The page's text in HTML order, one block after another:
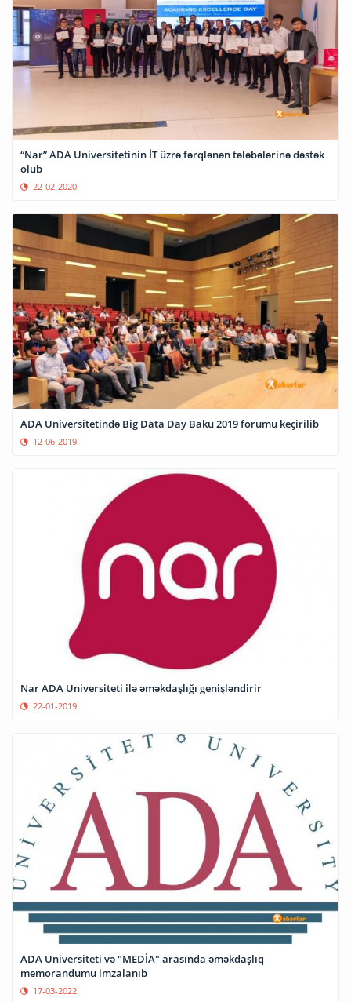
“Nar” ADA Universitetinin İT üzrə fərqlənən tələbələrinə dəstək
olub
22-02-2020
ADA Universitetində Big Data Day Baku 2019 forumu keçirilib
12-06-2019
Nar ADA Universiteti ilə əməkdaşlığı genişləndirir
22-01-2019
ADA Universiteti və "MEDİA" arasında əməkdaşlıq
memorandumu imzalanıb
17-03-2022